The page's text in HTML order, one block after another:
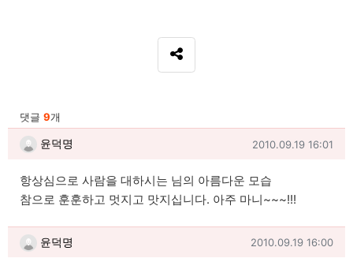
SNS 공유
댓글 9개
윤덕명님의 댓글
윤덕명 작성일
2010.09.19 16:01
항상심으로 사람을 대하시는 님의 아름다운 모습
참으로 훈훈하고 멋지고 맛지십니다. 아주 마니~~~!!!
윤덕명님의 댓글
윤덕명 작성일
2010.09.19 16:00